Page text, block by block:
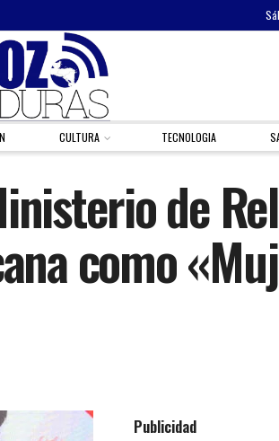
CULTURA TECNOLOGIA
de
como
Publicidad